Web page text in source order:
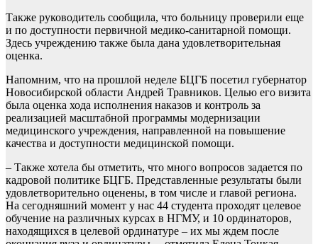
Также руководитель сообщила, что больницу проверили еще
и по доступности первичной медико-санитарной помощи.
Здесь учреждению также была дана удовлетворительная
оценка.
Напомним, что на прошлой неделе БЦГБ посетил губернатор
Новосибирской области Андрей Травников. Целью его визита
была оценка хода исполнения наказов и контроль за
реализацией масштабной программы модернизации
медицинского учреждения, направленной на повышение
качества и доступности медицинской помощи.
– Также хотела бы отметить, что много вопросов задается по
кадровой политике БЦГБ. Представленные результаты были
удовлетворительно оценены, в том числе и главой региона.
На сегодняшний момент у нас 44 студента проходят целевое
обучение на различных курсах в НГМУ, и 10 ординаторов,
находящихся в целевой ординатуре – их мы ждем после